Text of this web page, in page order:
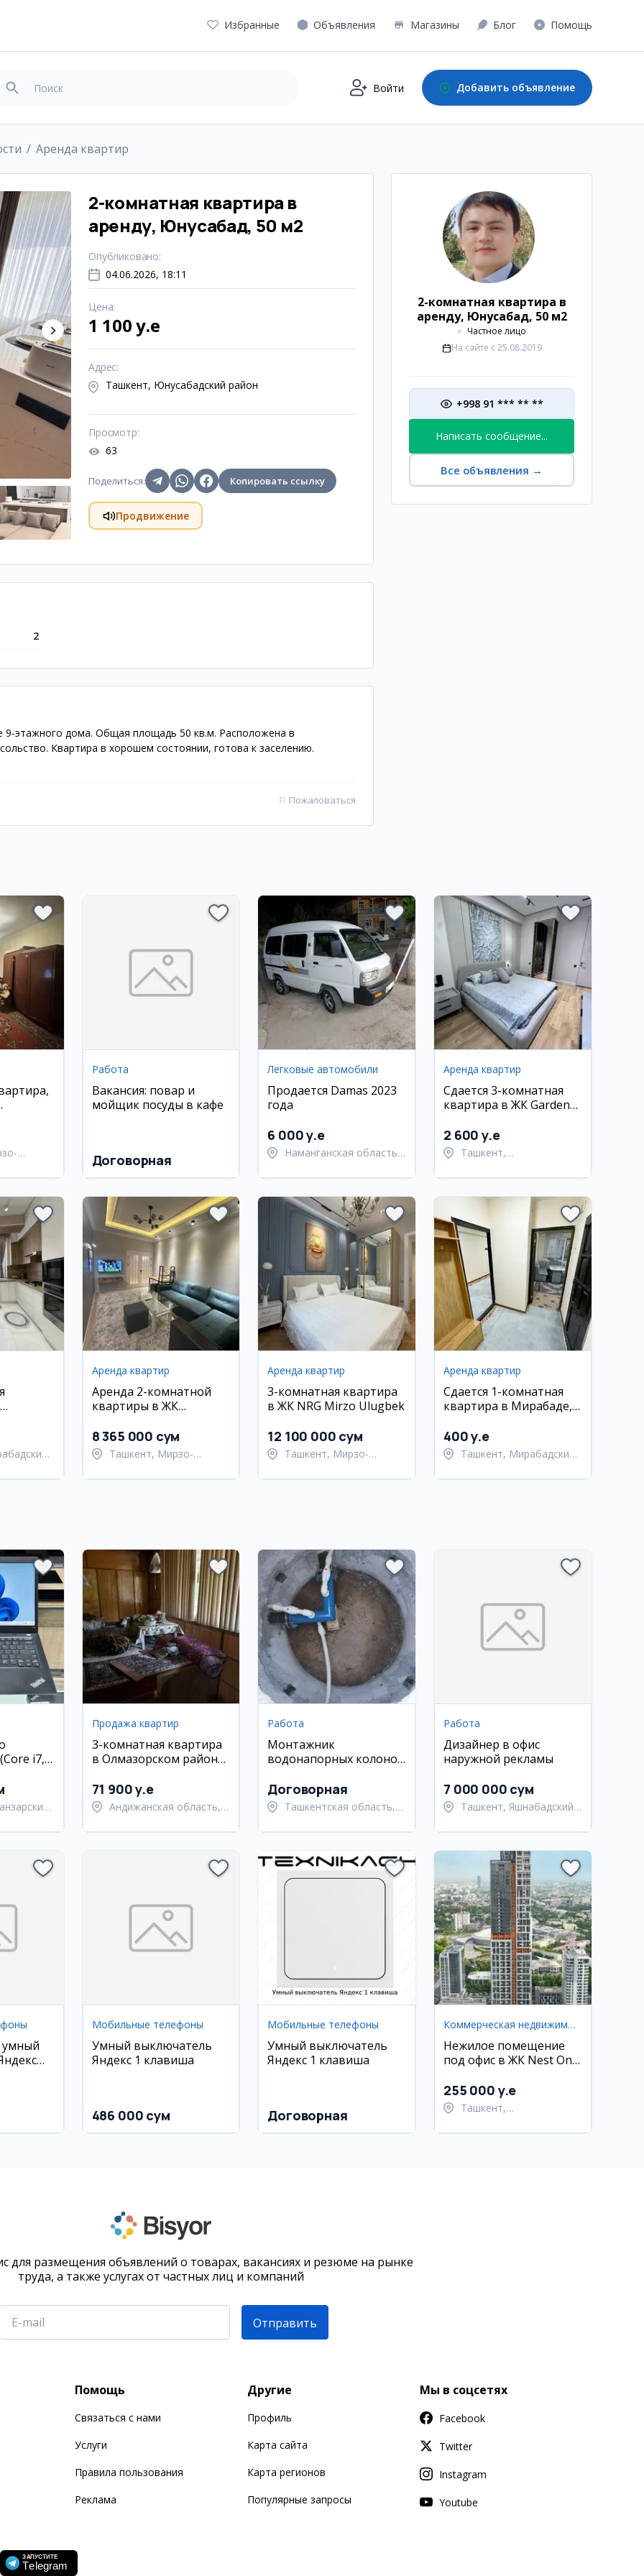
Избранные Объявления Магазины Блог Помощь
Войти Добавить объявление
Аренда квартир
2-комнатная квартира в
аренду, Юнусабад, 50 м2
Опубликовано:
04.06.2026, 18:11
Цена:
1 100 y.e
Адрес:
Ташкент, Юнусабадский район
Просмотр:
63
Поделиться: Копировать ссылку
Продвижение
2
9-этажного дома. Общая площадь 50 кв.м. Расположена в
Квартира в хорошем состоянии, готова к заселению.
⚐ Пожаловаться
2-комнатная квартира в
аренду, Юнусабад, 50 м2
Частное лицо
На сайте с 25.08.2019
+998 91 *** ** **
Написать сообщение...
Все объявления →
Работа
Вакансия: повар и
мойщик посуды в кафе
Договорная
Легковые автомобили
Продается Damas 2023
года
6 000 y.e
Наманганская область,
Аренда квартир
Сдается 3-комнатная
квартира в ЖК Gardens
Сити, 94 кв.м
2 600 y.e
Ташкент,
Аренда квартир
Аренда 2-комнатной
квартиры в ЖК
8 365 000 сум
Ташкент, Мирзо-
Аренда квартир
3-комнатная квартира
в ЖК NRG Mirzo Ulugbek
12 100 000 сум
Ташкент, Мирзо-
Аренда квартир
Сдается 1-комнатная
квартира в Мирабаде,
400 y.e
Ташкент, Мирабадский
i7,
Продажа квартир
3-комнатная квартира
в Олмазорском районе,
71 900 y.e
Андижанская область,
Работа
Монтажник
водонапорных колонок
Договорная
Ташкентская область,
Работа
Дизайнер в офис
наружной рекламы
7 000 000 сум
Ташкент, Яшнабадский
умный
Мобильные телефоны
Умный выключатель
Яндекс 1 клавиша
486 000 сум
Мобильные телефоны
Умный выключатель
Яндекс 1 клавиша
Договорная
Коммерческая недвижимость
Нежилое помещение
под офис в ЖК Nest One
56 кв.м
255 000 y.e
Ташкент,
для размещения объявлений о товарах, вакансиях и резюме на рынке
труда, а также услугах от частных лиц и компаний
Отправить
Помощь
Связаться с нами
Услуги
Правила пользования
Реклама
Другие
Профиль
Карта сайта
Карта регионов
Популярные запросы
Мы в соцсетях
Facebook
Twitter
Instagram
Youtube